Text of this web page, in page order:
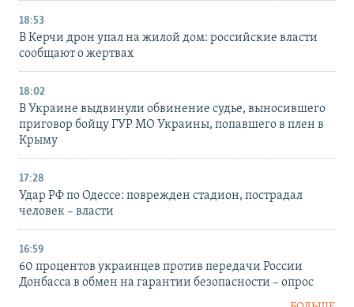
18:53
В Керчи дрон упал на жилой дом: российские власти
сообщают о жертвах
18:02
В Украине выдвинули обвинение судье, выносившего
приговор бойцу ГУР МО Украины, попавшего в плен в
Крыму
17:28
Удар РФ по Одессе: поврежден стадион, пострадал
человек – власти
16:59
60 процентов украинцев против передачи России
Донбасса в обмен на гарантии безопасности – опрос